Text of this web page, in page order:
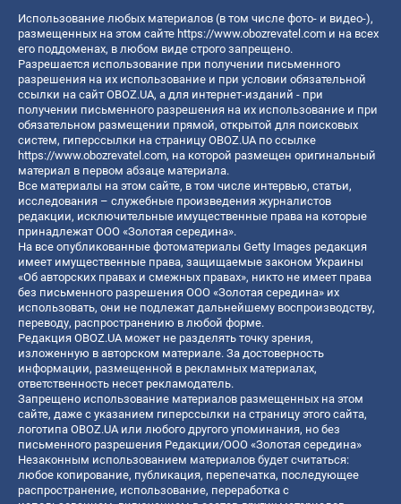
Использование любых материалов (в том числе фото- и видео-),
размещенных на этом сайте https://www.obozrevatel.com и на всех
его поддоменах, в любом виде строго запрещено.
Разрешается использование при получении письменного
разрешения на их использование и при условии обязательной
ссылки на сайт OBOZ.UA, а для интернет-изданий - при
получении письменного разрешения на их использование и при
обязательном размещении прямой, открытой для поисковых
систем, гиперссылки на страницу OBOZ.UA по ссылке
https://www.obozrevatel.com, на которой размещен оригинальный
материал в первом абзаце материала.
Все материалы на этом сайте, в том числе интервью, статьи,
исследования – служебные произведения журналистов
редакции, исключительные имущественные права на которые
принадлежат ООО «Золотая середина».
На все опубликованные фотоматериалы Getty Images редакция
имеет имущественные права, защищаемые законом Украины
«Об авторских правах и смежных правах», никто не имеет права
без письменного разрешения ООО «Золотая середина» их
использовать, они не подлежат дальнейшему воспроизводству,
переводу, распространению в любой форме.
Редакция OBOZ.UA может не разделять точку зрения,
изложенную в авторском материале. За достоверность
информации, размещенной в рекламных материалах,
ответственность несет рекламодатель.
Запрещено использование материалов размещенных на этом
сайте, даже с указанием гиперссылки на страницу этого сайта,
логотипа OBOZ.UA или любого другого упоминания, но без
письменного разрешения Редакции/ООО «Золотая середина»
Незаконным использованием материалов будет считаться:
любое копирование, публикация, перепечатка, последующее
распространение, использование, переработка с